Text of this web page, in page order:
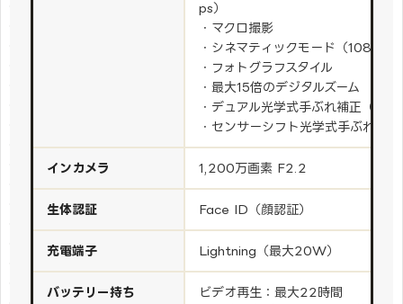
ps）
・マクロ撮影
・シネマティックモード（1080p
・フォトグラフスタイル
・最大15倍のデジタルズーム
・デュアル光学式手ぶれ補正（望
・センサーシフト光学式手ぶれ補
インカメラ 1,200万画素 F2.2
生体認証 Face ID（顔認証）
充電端子 Lightning（最大20W）
バッテリー持ち
ビデオ再生：最大22時間